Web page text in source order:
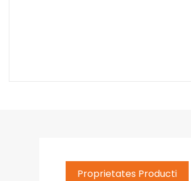
Proprietates Producti